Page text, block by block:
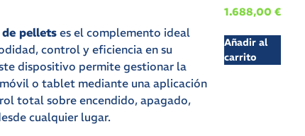
pelletses el complemento ideal
control y eficiencia en su
dispositivo permite gestionar la
o tablet mediante una aplicación
total sobre encendido, apagado,
cualquier lugar.
1.688,00 €
Añadir al
carrito